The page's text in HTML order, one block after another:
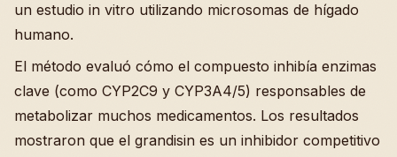
un estudio in vitro utilizando microsomas de hígado
humano.
El método evaluó cómo el compuesto inhibía enzimas
clave (como CYP2C9 y CYP3A4/5) responsables de
metabolizar muchos medicamentos. Los resultados
mostraron que el grandisin es un inhibidor competitivo